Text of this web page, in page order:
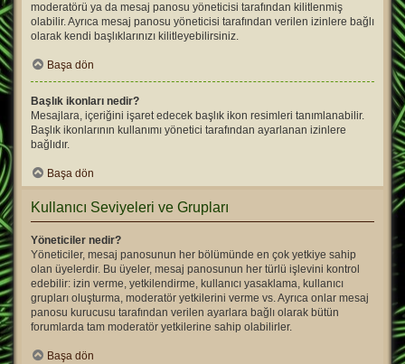
moderatörü ya da mesaj panosu yöneticisi tarafından kilitlenmiş
olabilir. Ayrıca mesaj panosu yöneticisi tarafından verilen izinlere bağlı
olarak kendi başlıklarınızı kilitleyebilirsiniz.
Başa dön
Başlık ikonları nedir?
Mesajlara, içeriğini işaret edecek başlık ikon resimleri tanımlanabilir.
Başlık ikonlarının kullanımı yönetici tarafından ayarlanan izinlere
bağlıdır.
Başa dön
Kullanıcı Seviyeleri ve Grupları
Yöneticiler nedir?
Yöneticiler, mesaj panosunun her bölümünde en çok yetkiye sahip
olan üyelerdir. Bu üyeler, mesaj panosunun her türlü işlevini kontrol
edebilir: izin verme, yetkilendirme, kullanıcı yasaklama, kullanıcı
grupları oluşturma, moderatör yetkilerini verme vs. Ayrıca onlar mesaj
panosu kurucusu tarafından verilen ayarlara bağlı olarak bütün
forumlarda tam moderatör yetkilerine sahip olabilirler.
Başa dön